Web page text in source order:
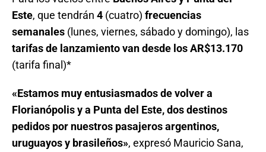
Este, que tendrán 4 (cuatro) frecuencias
semanales (lunes, viernes, sábado y domingo), las
tarifas de lanzamiento van desde los AR$13.170
(tarifa final)*
«Estamos muy entusiasmados de volver a
Florianópolis y a Punta del Este, dos destinos
pedidos por nuestros pasajeros argentinos,
uruguayos y brasileños», expresó Mauricio Sana,